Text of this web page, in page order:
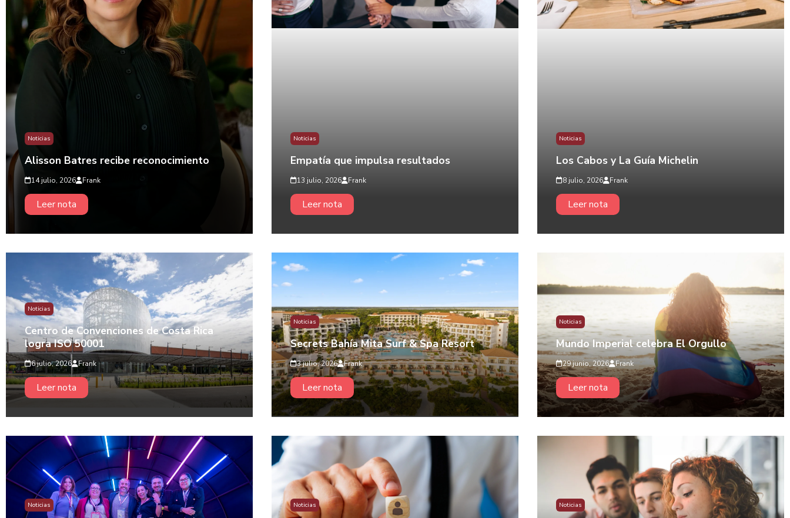
Noticias
Alisson Batres recibe reconocimiento
14 julio, 2026 Frank
Leer nota
Noticias
Empatía que impulsa resultados
13 julio, 2026 Frank
Leer nota
Noticias
Los Cabos y La Guía Michelin
8 julio, 2026 Frank
Leer nota
Noticias
Centro de Convenciones de Costa Rica
logra ISO 50001
6 julio, 2026 Frank
Leer nota
Noticias
Secrets Bahía Mita Surf & Spa Resort
3 julio, 2026 Frank
Leer nota
Noticias
Mundo Imperial celebra El Orgullo
29 junio, 2026 Frank
Leer nota
Noticias Noticias Noticias